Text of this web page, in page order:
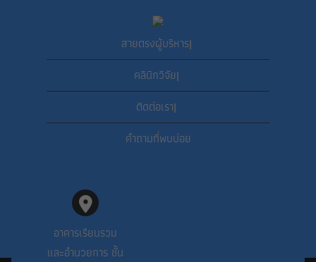
สายตรงผู้บริหาร|
คลินิกวิจัย|
ติดต่อเรา|
คำถามที่พบบ่อย
อาคารเรียนรวม
และอำนวยการ ชั้น